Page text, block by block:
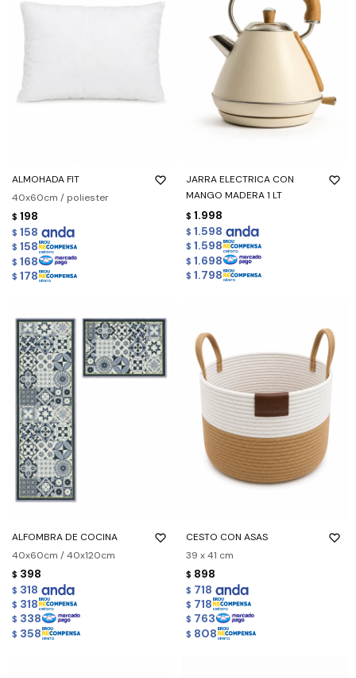
ALMOHADA FIT
40x60cm / poliester
$ 198
$ 158
$ 158
$ 168
$ 178
JARRA ELECTRICA CON
MANGO MADERA 1 LT
$ 1.998
$ 1.598
$ 1.598
$ 1.698
$ 1.798
ALFOMBRA DE COCINA
40x60cm / 40x120cm
$ 398
$ 318
$ 318
$ 338
$ 358
CESTO CON ASAS
39 x 41 cm
$ 898
$ 718
$ 718
$ 763
$ 808